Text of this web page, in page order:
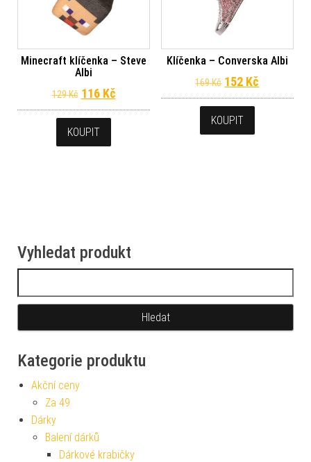
Minecraft klíčenka – Steve
Albi
129Kč Původní cena byla: 129 Kč.
116 KčAktuální cena je: 116 Kč.
KOUPIT
Klíčenka – Converska Albi
169Kč Původní cena
152 Kč
KOUPIT
Vyhledat produkt
Kategorie produktu
Akční ceny
Za 49
Dárky
Balení dárků
Dárkové krabičky